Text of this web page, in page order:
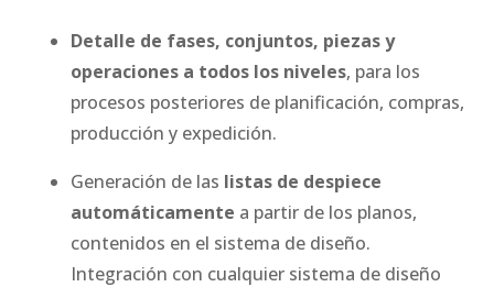
Detalle de fases, conjuntos, piezas y
operaciones a todos los niveles, para los
procesos posteriores de planificación, compras,
producción y expedición.
Generación de las listas de despiece
automáticamente a partir de los planos,
contenidos en el sistema de diseño.
Integración con cualquier sistema de diseño